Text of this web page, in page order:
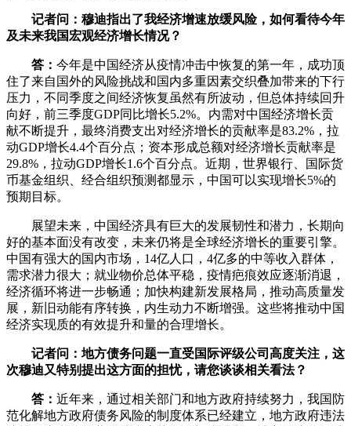
记者问：穆迪指出了我经济增速放缓风险，如何看待今年
及未来我国宏观经济增长情况？
答： 今年是中国经济从疫情冲击中恢复的第一年，成功顶
住了来自国外的风险挑战和国内多重因素交织叠加带来的下行
压力，不同季度之间经济恢复虽然有所波动，但总体持续回升
向好，前三季度GDP同比增长5.2%。内需对中国经济增长贡
献不断提升，最终消费支出对经济增长的贡献率是83.2%，拉
动GDP增长4.4个百分点；资本形成总额对经济增长贡献率是
29.8%，拉动GDP增长1.6个百分点。近期，世界银行、国际货
币基金组织、经合组织预测都显示，中国可以实现增长5%的
预期目标。
展望未来，中国经济具有巨大的发展韧性和潜力，长期向
好的基本面没有改变，未来仍将是全球经济增长的重要引擎。
中国有强大的国内市场，14亿人口，4亿多的中等收入群体，
需求潜力很大；就业物价总体平稳，疫情疤痕效应逐渐消退，
经济循环将进一步畅通；加快构建新发展格局，推动高质量发
展，新旧动能有序转换，内生动力不断增强。这些将推动中国
经济实现质的有效提升和量的合理增长。
记者问：地方债务问题一直受国际评级公司高度关注，这
次穆迪又特别提出这方面的担忧，请您谈谈相关看法？
答： 近年来，通过相关部门和地方政府持续努力，我国防
范化解地方政府债务风险的制度体系已经建立，地方政府违法